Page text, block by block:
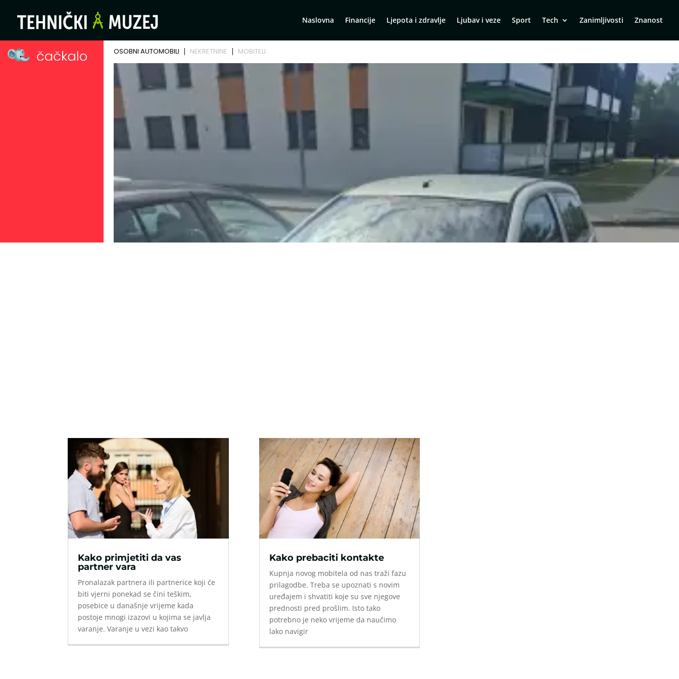
Naslovna Financije Ljepota i zdravlje Ljubav i veze Sport Tech Zanimljivosti Znanost
Kako primjetiti da vas
partner vara
Pronalazak partnera ili partnerice koji će
biti vjerni ponekad se čini teškim,
posebice u današnje vrijeme kada
postoje mnogi izazovi u kojima se javlja
varanje. Varanje u vezi kao takvo
Kako prebaciti kontakte
Kupnja novog mobitela od nas traži fazu
prilagodbe. Treba se upoznati s novim
uređajem i shvatiti koje su sve njegove
prednosti pred prošlim. Isto tako
potrebno je neko vrijeme da naučimo
lako navigir